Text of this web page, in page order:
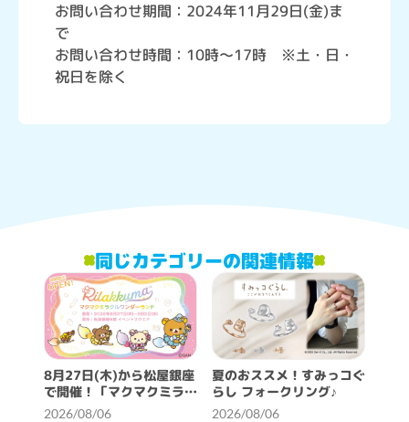
お問い合わせ期間：2024年11月29日(金)ま
で
お問い合わせ時間：10時～17時 ※土・日・
祝日を除く
同じカテゴリーの関連情報
8月27日(木)から松屋銀座
で開催！「マクマクミラク
ルワンダーランド」詳細情
2026/08/06
夏のおススメ！すみっコぐ
らし フォークリング♪
2026/08/06